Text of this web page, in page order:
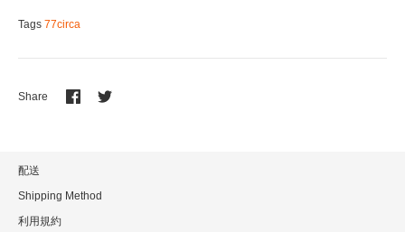
Tags 77circa
Share
Share
on
Share
配送
Shipping Method
利用規約